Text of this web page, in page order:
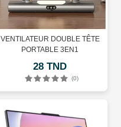
VENTILATEUR DOUBLE TÊTE
PORTABLE 3EN1
28 TND
(0)